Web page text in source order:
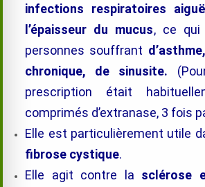
infections respiratoires
l’épaisseur du mucus, ce qui
personnes souffrant
chronique, de sinusite.
prescription était
comprimés d’extranase, 3 fois
Elle est particulièrement utile
fibrose cystique.
Elle agit contre la sclérose